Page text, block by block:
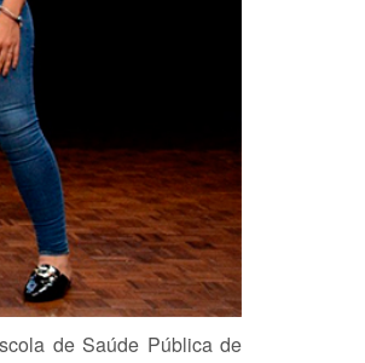
de Saúde Pública de